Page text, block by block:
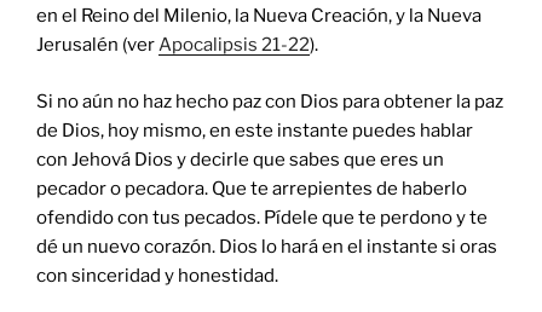
en el Reino del Milenio, la Nueva Creación, y la Nueva
Jerusalén (verApocalipsis 21-22).
Si no aún no haz hecho paz con Dios para obtener la paz
de Dios, hoy mismo, en este instante puedes hablar
con Jehová Dios y decirle que sabes que eres un
pecador o pecadora. Que te arrepientes de haberlo
ofendido con tus pecados. Pídele que te perdono y te
dé un nuevo corazón. Dios lo hará en el instante si oras
con sinceridad y honestidad.